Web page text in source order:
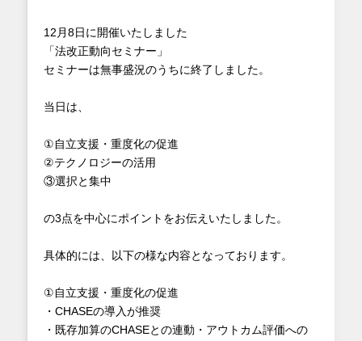
12月8日に開催いたしました
「法改正動向セミナー」
セミナーは無事盛況のうちに終了しました。
当日は、
①自立支援・重度化の促進
②テクノロジーの活用
③選択と集中
の3点を中心にポイントをお伝えいたしました。
具体的には、以下の様な内容となっております。
①自立支援・重度化の促進
・CHASEの導入が推奨
・既存加算のCHASEとの連動・アウトカム評価への